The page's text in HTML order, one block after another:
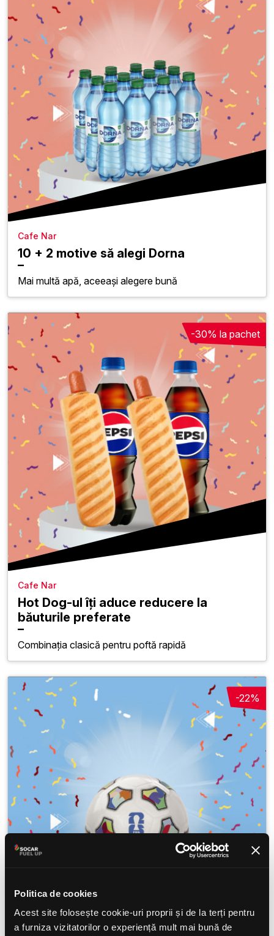
Politica de cookies
Acest site folosește cookie-uri proprii și de la terți pentru
a furniza vizitatorilor o experiență mult mai bună de
Cafe Nar
10 + 2 motive să alegi Dorna
Mai multă apă, aceeași alegere bună
-30% la pachet
Cafe Nar
Hot Dog-ul îți aduce reducere la
băuturile preferate
Combinația clasică pentru poftă rapidă
-22%